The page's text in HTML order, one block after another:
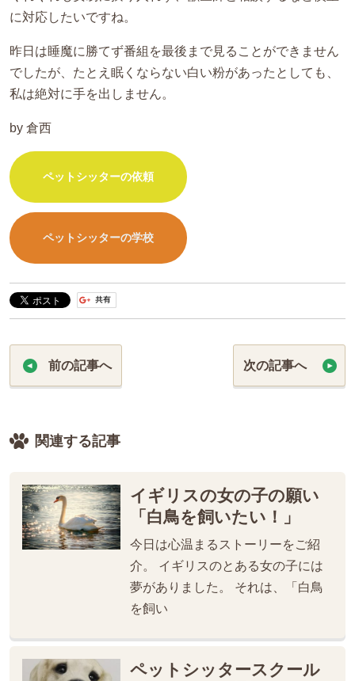
に対応したいですね。
昨日は睡魔に勝てず番組を最後まで見ることができません
でしたが、たとえ眠くならない白い粉があったとしても、
私は絶対に手を出しません。
by 倉西
ペットシッターの依頼
ペットシッターの学校
前の記事へ 次の記事へ
関連する記事
イギリスの女の子の願い
「白鳥を飼いたい！」
今日は心温まるストーリーをご紹
介。 イギリスのとある女の子には
夢がありました。 それは、「白鳥
を飼い
ペットシッタースクール